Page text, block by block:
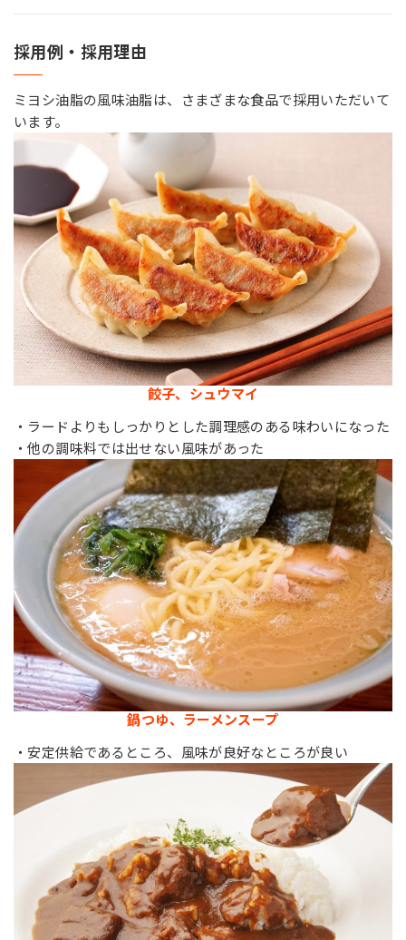
採用例・採用理由
ミヨシ油脂の風味油脂は、さまざまな食品で採用いただいて
います。
餃子、シュウマイ
・ラードよりもしっかりとした調理感のある味わいになった
・他の調味料では出せない風味があった
鍋つゆ、ラーメンスープ
・安定供給であるところ、風味が良好なところが良い